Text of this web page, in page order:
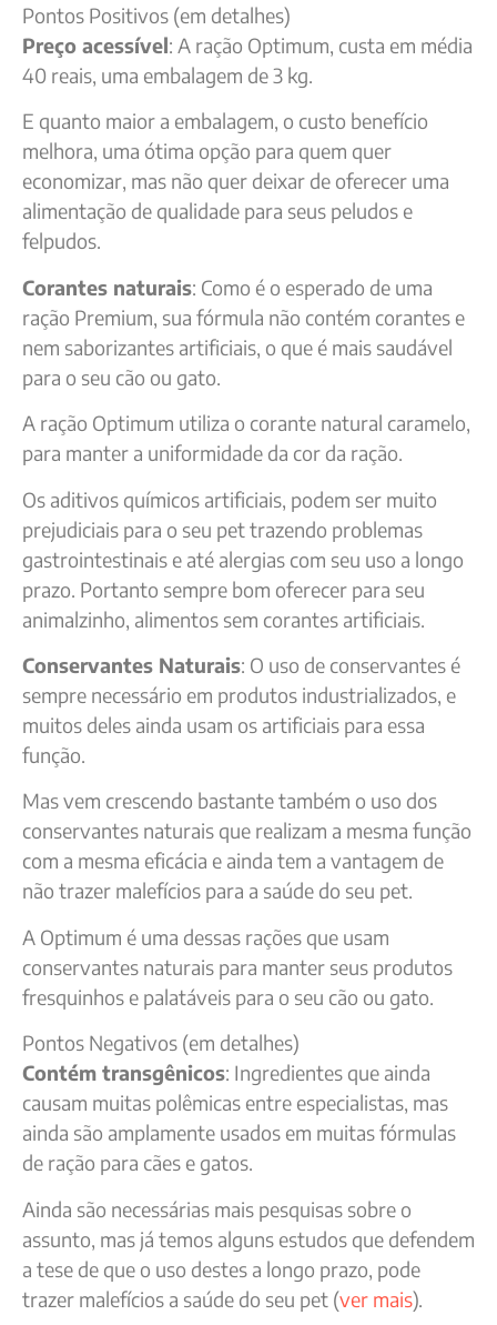
Pontos Positivos (em detalhes)
Preço acessível: A ração Optimum, custa em média
40 reais, uma embalagem de 3 kg.
E quanto maior a embalagem, o custo benefício
melhora, uma ótima opção para quem quer
economizar, mas não quer deixar de oferecer uma
alimentação de qualidade para seus peludos e
felpudos.
Corantes naturais: Como é o esperado de uma
ração Premium, sua fórmula não contém corantes e
nem saborizantes artificiais, o que é mais saudável
para o seu cão ou gato.
A ração Optimum utiliza o corante natural caramelo,
para manter a uniformidade da cor da ração.
Os aditivos químicos artificiais, podem ser muito
prejudiciais para o seu pet trazendo problemas
gastrointestinais e até alergias com seu uso a longo
prazo. Portanto sempre bom oferecer para seu
animalzinho, alimentos sem corantes artificiais.
Conservantes Naturais: O uso de conservantes é
sempre necessário em produtos industrializados, e
muitos deles ainda usam os artificiais para essa
função.
Mas vem crescendo bastante também o uso dos
conservantes naturais que realizam a mesma função
com a mesma eficácia e ainda tem a vantagem de
não trazer malefícios para a saúde do seu pet.
A Optimum é uma dessas rações que usam
conservantes naturais para manter seus produtos
fresquinhos e palatáveis para o seu cão ou gato.
Pontos Negativos (em detalhes)
Contém transgênicos: Ingredientes que ainda
causam muitas polêmicas entre especialistas, mas
ainda são amplamente usados em muitas fórmulas
de ração para cães e gatos.
Ainda são necessárias mais pesquisas sobre o
assunto, mas já temos alguns estudos que defendem
a tese de que o uso destes a longo prazo, pode
trazer malefícios a saúde do seu pet (ver mais).